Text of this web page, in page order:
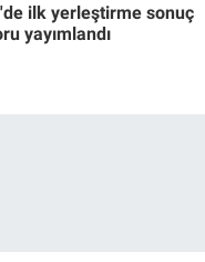
ilk yerleştirme sonuç
yayımlandı